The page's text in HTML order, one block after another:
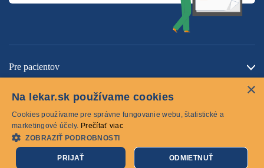
Pre pacientov
© 2026 lekar.sk Všetky práva vyhradené
Cookies
×
Na lekar.sk používame cookies
Cookies používame pre správne fungovanie webu, štatistické a
marketingové účely. Prečítať viac
ZOBRAZIŤ PODROBNOSTI
PRIJAŤ ODMIETNUŤ